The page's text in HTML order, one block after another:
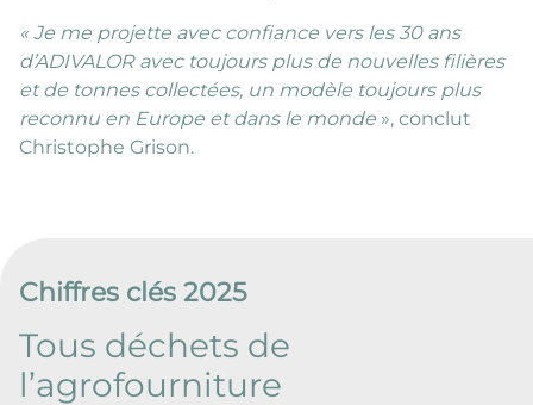
« Je me projette avec confiance vers les 30 ans
d’ADIVALOR avec toujours plus de nouvelles filières
et de tonnes collectées, un modèle toujours plus
reconnu en Europe et dans le monde », conclut
Christophe Grison.
Chiffres clés 2025
Tous déchets de
l’agrofourniture